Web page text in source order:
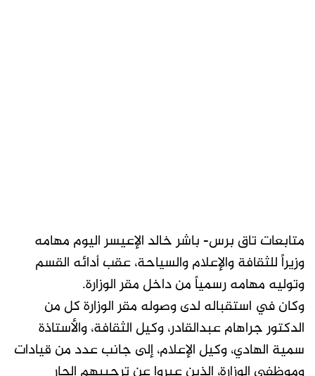
متابعات تاق برس- باشر خالد الإعيسر اليوم مهامه
وزيراً للثقافة والإعلام والسياحة، عقب أدائه القسم
وتوليه مهامه رسمياً من داخل مقر الوزارة.
وكان في استقباله لدى وصوله مقر الوزارة كل من
الدكتور جراهام عبدالقادر، وكيل الثقافة، والأستاذة
سمية الهادي، وكيل الإعلام، إلى جانب عدد من قيادات